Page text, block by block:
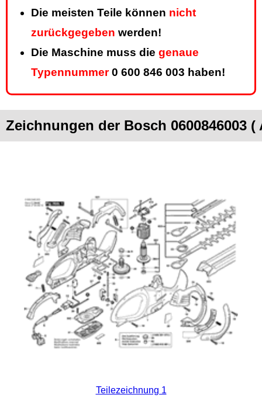
Die meisten Teile können nicht
zurückgegeben werden!
Die Maschine muss die genaue
Typennummer0 600 846 003 haben!
Zeichnungen der Bosch 0600846003 (
Teilezeichnung 1